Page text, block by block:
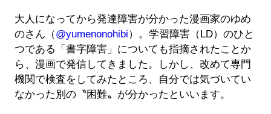
大人になってから発達障害が分かった漫画家のゆめ
のさん（@yumenonohibi）。学習障害（LD）のひと
つである「書字障害」についても指摘されたことか
ら、漫画で発信してきました。しかし、改めて専門
機関で検査をしてみたところ、自分では気づいてい
なかった別の〝困難〟が分かったといいます。